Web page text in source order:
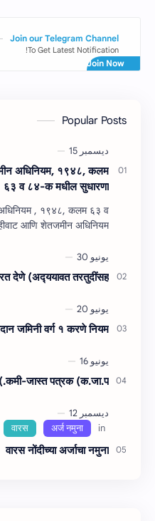
Join our Telegram Channel
To Get Latest Notification!
Popular Posts
अधिनियम, १९४८, कलम
६३ व ८४-क मधील सुधारणा
आकारी पड जमिनी परत देणे (अद्‍ययावत तरतुदींसह)
जमिनी वर्ग १ करणे नियम
कमी-जास्त पत्रक (क.जा.प.)
वारस नोंदीच्‍या अर्जाचा नमुना